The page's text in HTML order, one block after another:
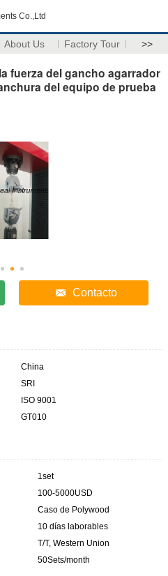
Co.,Ltd
About Us Factory Tour >>
fuerza del gancho agarrador
del equipo de prueba
Contacto
China
SRI
ISO 9001
GT010
1set
100-5000USD
Caso de Polywood
10 días laborables
T/T, Western Union
50Sets/month